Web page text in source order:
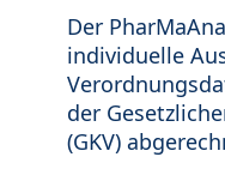
Der
individuelle
der
(GKV)